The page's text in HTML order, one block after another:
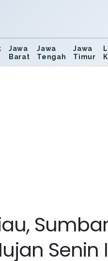
Jawa
Barat
Jawa
Tengah
Jawa
Timur
Senin